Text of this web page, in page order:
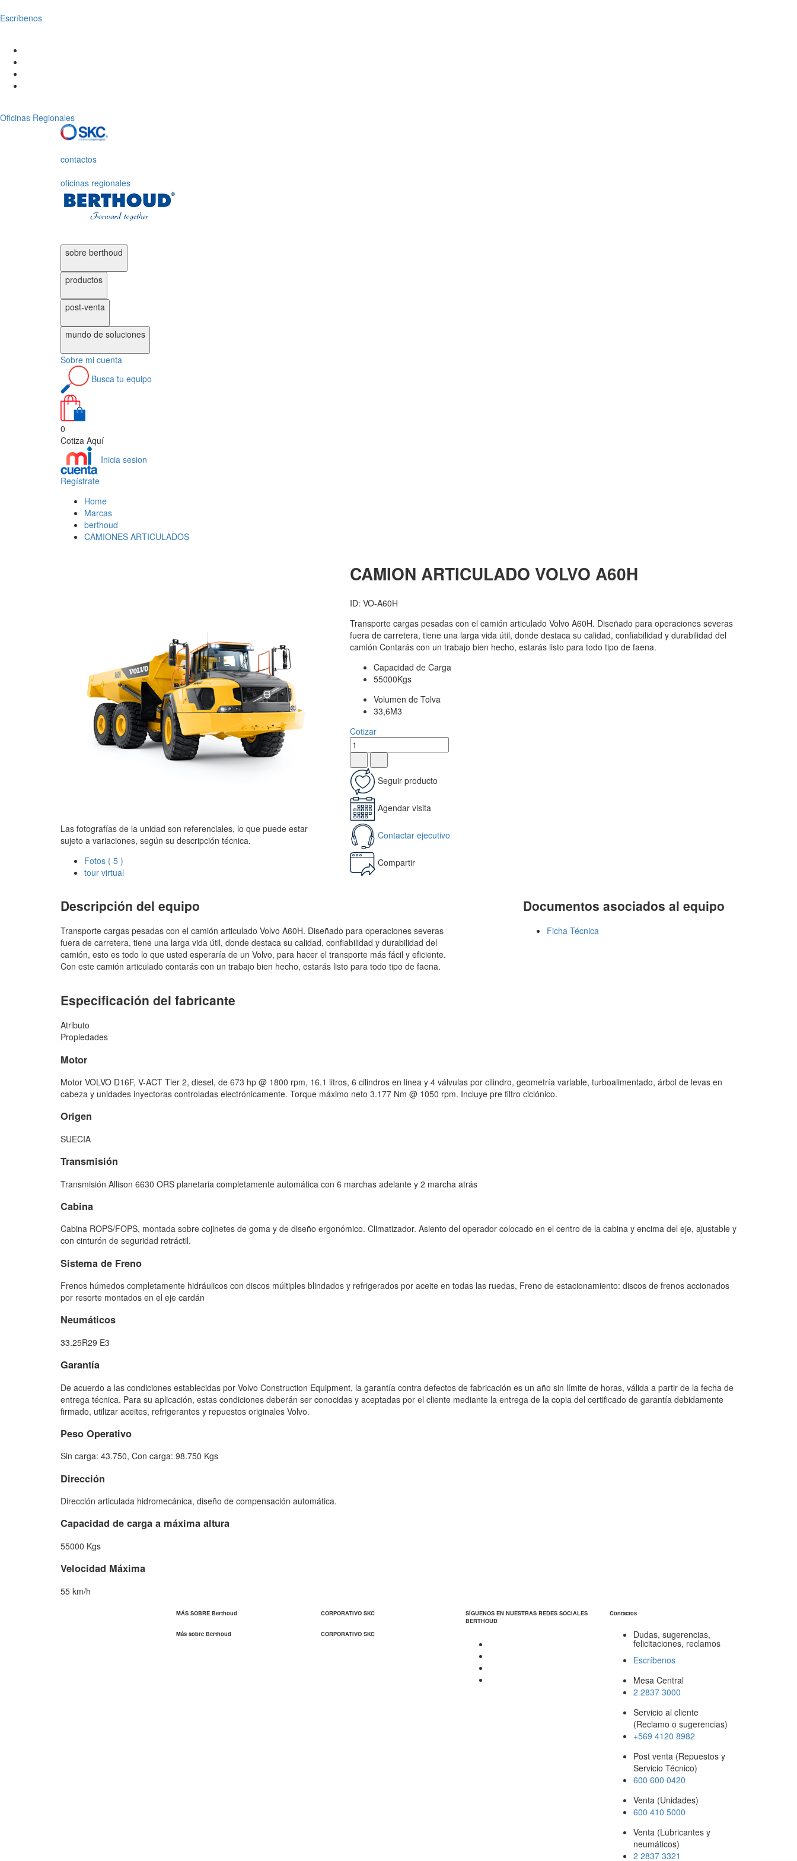
Escríbenos
Oficinas Regionales
contactos
oficinas regionales
sobre berthoud
productos
post-venta
mundo de soluciones
Sobre mi cuenta
Busca tu equipo
0
Cotiza Aquí
Inicia sesion
Regístrate
Home
Marcas
berthoud
CAMIONES ARTICULADOS
Las fotografías de la unidad son referenciales, lo que puede estar
sujeto a variaciones, según su descripción técnica.
Fotos ( 5 )
tour virtual
CAMION ARTICULADO VOLVO A60H
ID: VO-A60H
Transporte cargas pesadas con el camión articulado Volvo A60H. Diseñado para operaciones severas
fuera de carretera, tiene una larga vida útil, donde destaca su calidad, confiabilidad y durabilidad del
camión Contarás con un trabajo bien hecho, estarás listo para todo tipo de faena.
Capacidad de Carga
55000Kgs
Volumen de Tolva
33,6M3
Cotizar
Seguir producto
Agendar visita
Contactar ejecutivo
Compartir
Descripción del equipo
Transporte cargas pesadas con el camión articulado Volvo A60H. Diseñado para operaciones severas
fuera de carretera, tiene una larga vida útil, donde destaca su calidad, confiabilidad y durabilidad del
camión, esto es todo lo que usted esperaría de un Volvo, para hacer el transporte más fácil y eficiente.
Con este camión articulado contarás con un trabajo bien hecho, estarás listo para todo tipo de faena.
Documentos asociados al equipo
Ficha Técnica
Especificación del fabricante
Atributo
Propiedades
Motor
Motor VOLVO D16F, V-ACT Tier 2, diesel, de 673 hp @ 1800 rpm, 16.1 litros, 6 cilindros en linea y 4 válvulas por cilindro, geometría variable, turboalimentado, árbol de levas en
cabeza y unidades inyectoras controladas electrónicamente. Torque máximo neto 3.177 Nm @ 1050 rpm. Incluye pre filtro ciclónico.
Origen
SUECIA
Transmisión
Transmisión Allison 6630 ORS planetaria completamente automática con 6 marchas adelante y 2 marcha atrás
Cabina
Cabina ROPS/FOPS, montada sobre cojinetes de goma y de diseño ergonómico. Climatizador. Asiento del operador colocado en el centro de la cabina y encima del eje, ajustable y
con cinturón de seguridad retráctil.
Sistema de Freno
Frenos húmedos completamente hidráulicos con discos múltiples blindados y refrigerados por aceite en todas las ruedas, Freno de estacionamiento: discos de frenos accionados
por resorte montados en el eje cardán
Neumáticos
33.25R29 E3
Garantía
De acuerdo a las condiciones establecidas por Volvo Construction Equipment, la garantía contra defectos de fabricación es un año sin límite de horas, válida a partir de la fecha de
entrega técnica. Para su aplicación, estas condiciones deberán ser conocidas y aceptadas por el cliente mediante la entrega de la copia del certificado de garantía debidamente
firmado, utilizar aceites, refrigerantes y repuestos originales Volvo.
Peso Operativo
Sin carga: 43.750, Con carga: 98.750 Kgs
Dirección
Dirección articulada hidromecánica, diseño de compensación automática.
Capacidad de carga a máxima altura
55000 Kgs
Velocidad Máxima
55 km/h
MÁS SOBRE Berthoud
Más sobre Berthoud
CORPORATIVO SKC
CORPORATIVO SKC
SÍGUENOS EN NUESTRAS REDES SOCIALES
BERTHOUD
Contactos
Dudas, sugerencias,
felicitaciones, reclamos
Escríbenos
Mesa Central
2 2837 3000
Servicio al cliente
(Reclamo o sugerencias)
+569 4120 8982
Post venta (Repuestos y
Servicio Técnico)
600 600 0420
Venta (Unidades)
600 410 5000
Venta (Lubricantes y
neumáticos)
2 2837 3321